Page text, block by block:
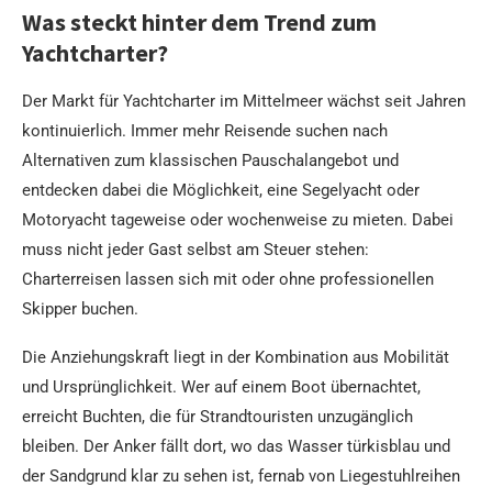
Was steckt hinter dem Trend zum
Yachtcharter?
Der Markt für Yachtcharter im Mittelmeer wächst seit Jahren
kontinuierlich. Immer mehr Reisende suchen nach
Alternativen zum klassischen Pauschalangebot und
entdecken dabei die Möglichkeit, eine Segelyacht oder
Motoryacht tageweise oder wochenweise zu mieten. Dabei
muss nicht jeder Gast selbst am Steuer stehen:
Charterreisen lassen sich mit oder ohne professionellen
Skipper buchen.
Die Anziehungskraft liegt in der Kombination aus Mobilität
und Ursprünglichkeit. Wer auf einem Boot übernachtet,
erreicht Buchten, die für Strandtouristen unzugänglich
bleiben. Der Anker fällt dort, wo das Wasser türkisblau und
der Sandgrund klar zu sehen ist, fernab von Liegestuhlreihen